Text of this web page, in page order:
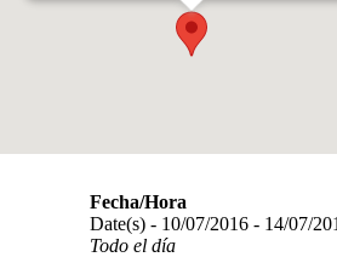
Fecha/Hora
Date(s) - 10/07/2016 - 14/07/
Todo el día